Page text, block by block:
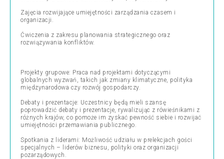
Zajęcia rozwijające umiejętności zarządzania czasem i
organizacji.
Ćwiczenia z zakresu planowania strategicznego oraz
rozwiązywania konfliktów.
Projekty grupowe: Praca nad projektami dotyczącymi
globalnych wyzwań, takich jak zmiany klimatyczne, polityka
międzynarodowa czy rozwój gospodarczy.
Debaty i prezentacje: Uczestnicy będą mieli szansę
poprowadzić debaty i prezentacje, rywalizując z rówieśnikami z
różnych krajów, co pomoże im zyskać pewność siebie i rozwijać
umiejętności przemawiania publicznego.
Spotkania z liderami: Możliwość udziału w prelekcjach gości
specjalnych – liderów biznesu, polityki oraz organizacji
pozarządowych.